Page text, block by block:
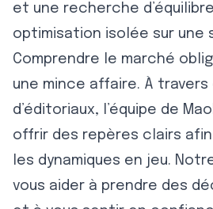
et une recherche
optimisation isolée sur une
Comprendre le marché
une mince affaire. À
d’éditoriaux, l’équipe de
offrir des repères clairs afin
les dynamiques en jeu.
vous aider à prendre des